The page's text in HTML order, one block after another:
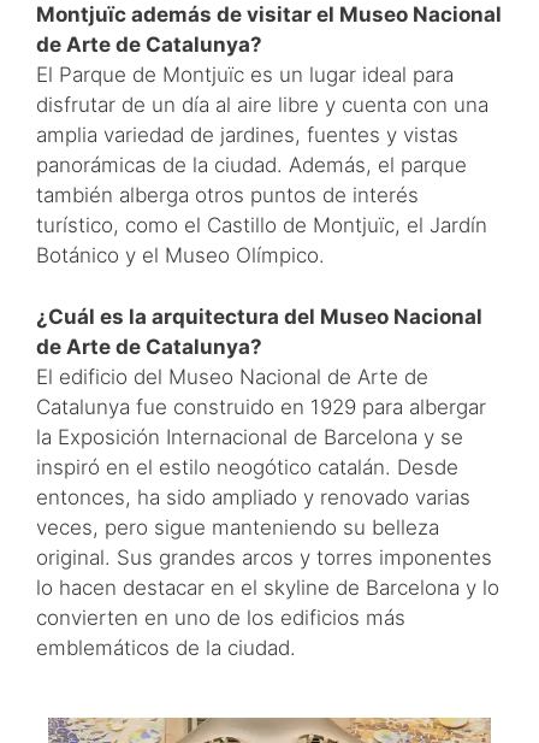
Montjuïc además de visitar el Museo Nacional
de Arte de Catalunya?
El Parque de Montjuïc es un lugar ideal para
disfrutar de un día al aire libre y cuenta con una
amplia variedad de jardines, fuentes y vistas
panorámicas de la ciudad. Además, el parque
también alberga otros puntos de interés
turístico, como el Castillo de Montjuïc, el Jardín
Botánico y el Museo Olímpico.
¿Cuál es la arquitectura del Museo Nacional
de Arte de Catalunya?
El edificio del Museo Nacional de Arte de
Catalunya fue construido en 1929 para albergar
la Exposición Internacional de Barcelona y se
inspiró en el estilo neogótico catalán. Desde
entonces, ha sido ampliado y renovado varias
veces, pero sigue manteniendo su belleza
original. Sus grandes arcos y torres imponentes
lo hacen destacar en el skyline de Barcelona y lo
convierten en uno de los edificios más
emblemáticos de la ciudad.